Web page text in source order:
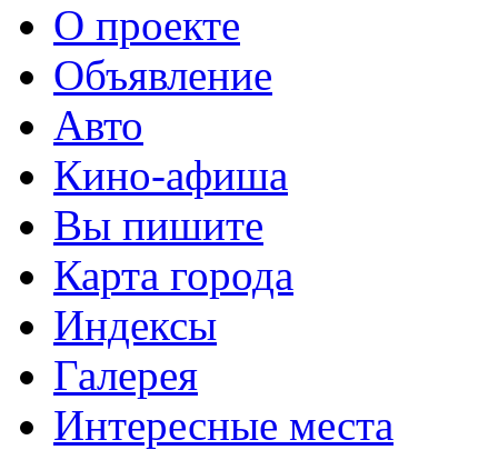
О проекте
Объявление
Авто
Кино-афиша
Вы пишите
Карта города
Индексы
Галерея
Интересные места